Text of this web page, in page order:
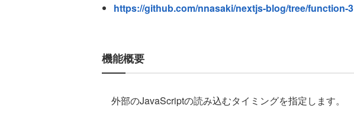
https://github.com/nnasaki/nextjs-blog/tree/function-3
機能概要
外部のJavaScriptの読み込むタイミングを指定します。